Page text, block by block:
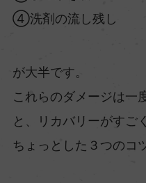
④洗剤の流し残し
が大半です。
これらのダメージは一
と、リカバリーがすご
ちょっとした３つのコ